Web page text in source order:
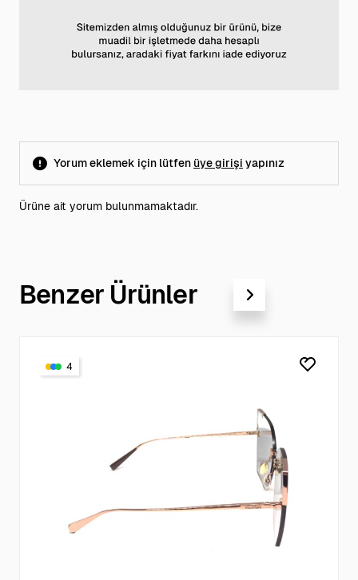
Yorum eklemek için lütfen üye girişi yapınız
Ürüne ait yorum bulunmamaktadır.
Benzer Ürünler
4